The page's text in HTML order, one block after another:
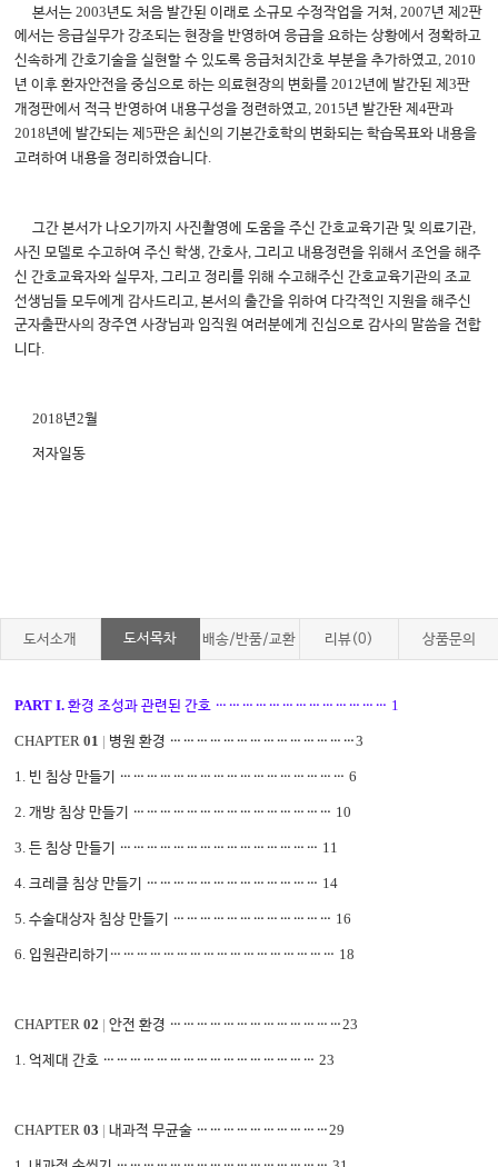
본서는2003년도 처음 발간된 이래로 소규모 수정작업을 거쳐, 2007년 제2판
에서는 응급실무가 강조되는 현장을 반영하여 응급을 요하는 상황에서 정확하고
신속하게 간호기술을 실현할 수 있도록 응급처치간호 부분을 추가하였고, 2010
년 이후 환자안전을 중심으로 하는 의료현장의 변화를2012년에 발간된 제3판
개정판에서 적극 반영하여 내용구성을 정련하였고, 2015년 발간돤 제4판과
2018년에 발간되는 제5판은 최신의 기본간호학의 변화되는 학습목표와 내용을
고려하여 내용을 정리하였습니다.
그간 본서가 나오기까지 사진촬영에 도움을 주신 간호교육기관 및 의료기관,
사진 모델로 수고하여 주신 학생,간호사,그리고 내용정련을 위해서 조언을 해주
신 간호교육자와 실무자,그리고 정리를 위해 수고해주신 간호교육기관의 조교
선생님들 모두에게 감사드리고,본서의 출간을 위하여 다각적인 지원을 해주신
군자출판사의 장주연 사장님과 임직원 여러분에게 진심으로 감사의 말씀을 전합
니다.
2018년2월
저자일동
도서소개 도서목차 배송/반품/교환 리뷰(0) 상품문의
PART I.환경 조성과 관련된 간호 ………………………………… 1
CHAPTER01 | 병원 환경 ……………………………………3
1. 빈 침상 만들기 ……………………………………………6
2.개방 침상 만들기 ……………………………………… 10
3.든 침상 만들기 ……………………………………… 11
4.크레클 침상 만들기 ………………………………… 14
5.수술대상자 침상 만들기 ……………………………… 16
6. 입원관리하기 …………………………………………… 18
CHAPTER02 |안전 환경 …………………………………23
1.억제대 간호 …………………………………………23
CHAPTER03 |내과적 무균술 …………………………29